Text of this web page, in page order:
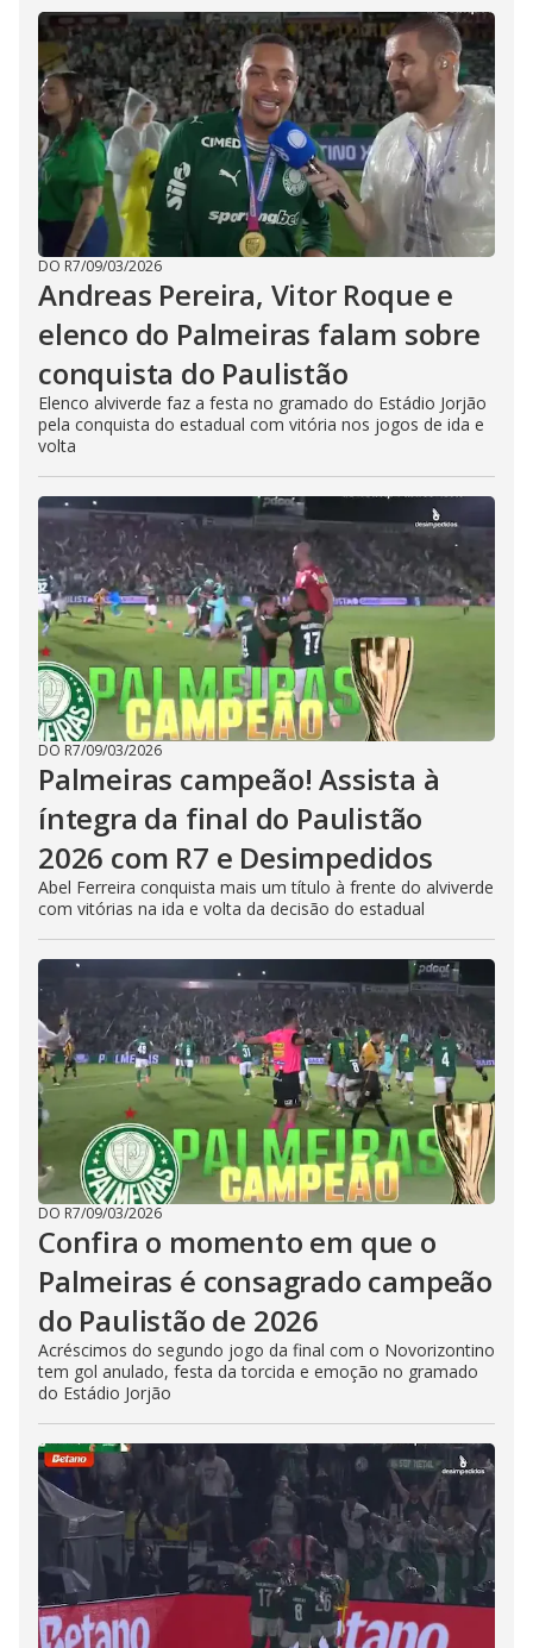
DO R7/09/03/2026
Andreas Pereira, Vitor Roque e
elenco do Palmeiras falam sobre
conquista do Paulistão
Elenco alviverde faz a festa no gramado do Estádio Jorjão
pela conquista do estadual com vitória nos jogos de ida e
volta
DO R7/09/03/2026
Palmeiras campeão! Assista à
íntegra da final do Paulistão
2026 com R7 e Desimpedidos
Abel Ferreira conquista mais um título à frente do alviverde
com vitórias na ida e volta da decisão do estadual
DO R7/09/03/2026
Confira o momento em que o
Palmeiras é consagrado campeão
do Paulistão de 2026
Acréscimos do segundo jogo da final com o Novorizontino
tem gol anulado, festa da torcida e emoção no gramado
do Estádio Jorjão